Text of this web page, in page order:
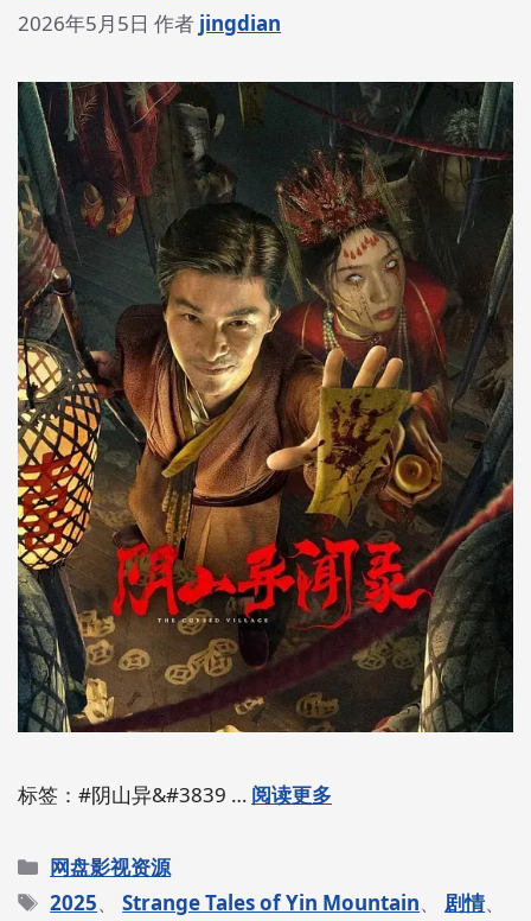
2026年5月5日 作者 jingdian
标签：#阴山异&#3839 … 阅读更多
分
类
网盘影视资源
标
2025、Strange Tales of Yin Mountain、 剧情、